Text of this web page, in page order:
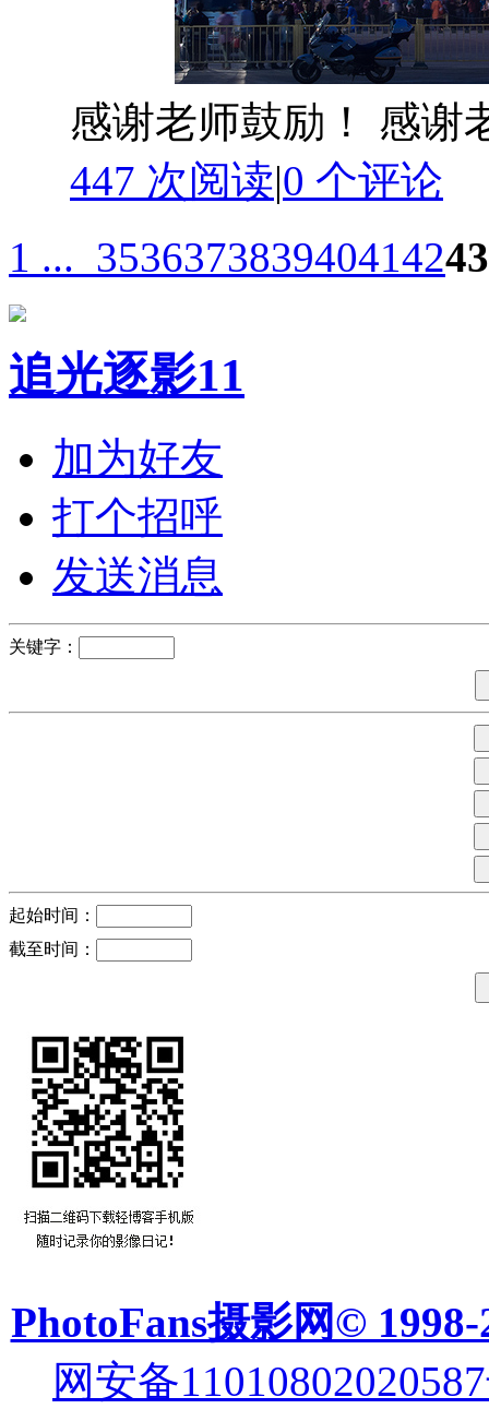
感谢老师鼓励！ 感谢
447 次阅读|0 个评论
1 ... 353637383940414243
追光逐影11
加为好友
打个招呼
发送消息
关键字：
起始时间：
截至时间：
PhotoFans摄影网© 1998-
网安备